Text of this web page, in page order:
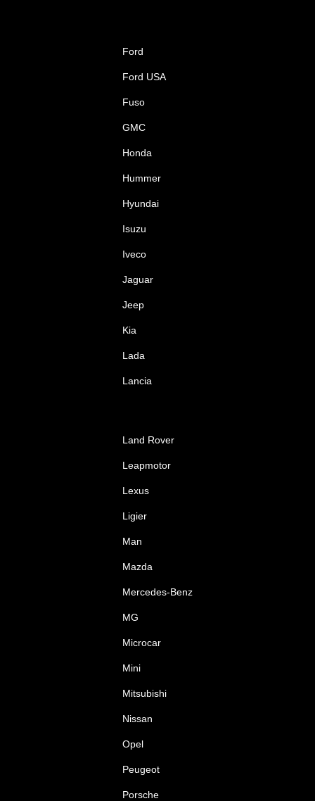
Ford
Ford USA
Fuso
GMC
Honda
Hummer
Hyundai
Isuzu
Iveco
Jaguar
Jeep
Kia
Lada
Lancia
Land Rover
Leapmotor
Lexus
Ligier
Man
Mazda
Mercedes-Benz
MG
Microcar
Mini
Mitsubishi
Nissan
Opel
Peugeot
Porsche